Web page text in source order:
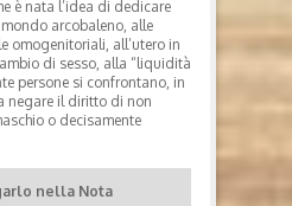
è nata l’idea di dedicare
arcobaleno, alle
omogenitoriali, all’utero in
di sesso, alla “liquidità
persone si confrontano, in
negare il diritto di non
o decisamente
nella Nota